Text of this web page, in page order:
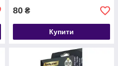
80 ₴
Купити